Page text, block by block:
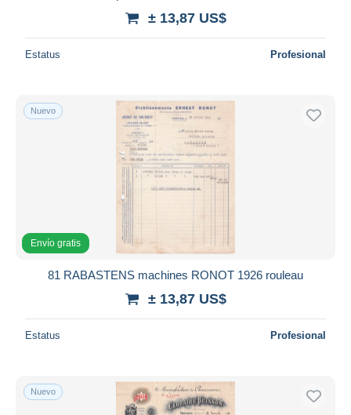
± 13,87 US$
Estatus Profesional
Nuevo
Envío gratis
81 RABASTENS machines RONOT 1926 rouleau
± 13,87 US$
Estatus Profesional
Nuevo